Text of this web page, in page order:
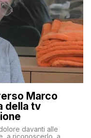
Marco
della tv
davanti alle